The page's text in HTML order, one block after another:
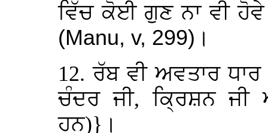
ਵਿੱਚ ਕੋਈ ਗੁਣ ਨਾ ਵੀ ਹੋਵੇ
(Manu, v, 299) ।
12. ਰੱਬ ਵੀ ਅਵਤਾਰ
ਚੰਦਰ ਜੀ, ਕ੍ਰਿਸ਼ਨ
ਹਨ)}।